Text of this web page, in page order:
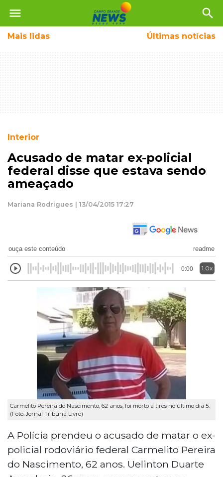
menu search
Mais lidas Últimas notícias
Interior
Acusado de matar ex-policial
federal disse que estava sendo
ameaçado
Mariana Rodrigues | 13/04/2015 17:27
ouça este conteúdo readme
0:00 1.0x
Carmelito Pereira do Nascimento, 62 anos, foi morto a tiros no último dia 5.
(Foto: Jornal Tribuna Livre)
A Polícia prendeu o acusado de matar o ex-
policial rodoviário federal Carmelito Pereira
do Nascimento, 62 anos. Uelinton Duarte